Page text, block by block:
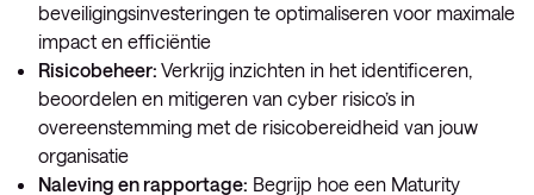
beveiligingsinvesteringen te optimaliseren voor maximale
impact en efficiëntie
Risicobeheer: Verkrijg inzichten in het identificeren,
beoordelen en mitigeren van cyber risico’s in
overeenstemming met de risicobereidheid van jouw
organisatie
Naleving en rapportage: Begrijp hoe een Maturity